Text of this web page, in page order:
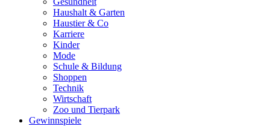
Haushalt & Garten
Haustier & Co
Karriere
Kinder
Mode
Schule & Bildung
Shoppen
Technik
Wirtschaft
Zoo und Tierpark
Gewinnspiele